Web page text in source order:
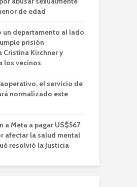
de edad
un departamento al lado
prisión
Cristina Kirchner y
los vecinos
el servicio de
normalizado este
a Meta a pagar US$567
afectar la salud mental
resolvió la Justicia